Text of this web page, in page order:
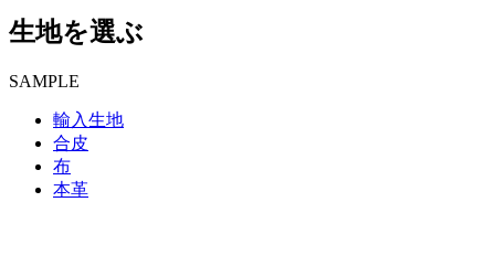
生地を選ぶ
SAMPLE
輸入生地
合皮
布
本革